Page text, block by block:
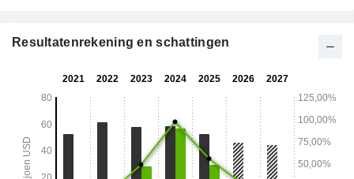
landbouwkredietproducten aan die gericht zijn op boeren,
Resultatenrekening en schattingen